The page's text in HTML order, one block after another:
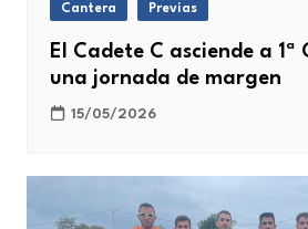
Cantera Previas
El Cadete C asciende a 1ª
una jornada de margen
15/05/2026